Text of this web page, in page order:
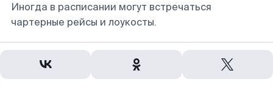
Иногда в расписании могут встречаться
чартерные рейсы и лоукосты.